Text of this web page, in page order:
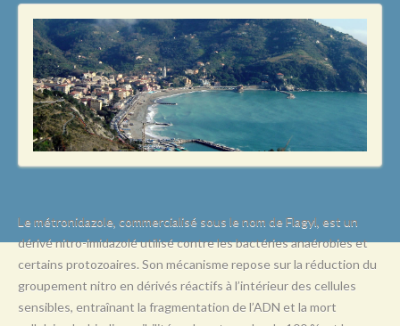
P
Q
R
S
Le métronidazole, commercialisé sous le nom de Flagyl, est un
dérivé nitro-imidazolé utilisé contre les bactéries anaérobies et
certains protozoaires. Son mécanisme repose sur la réduction du
groupement nitro en dérivés réactifs à l’intérieur des cellules
sensibles, entraînant la fragmentation de l’ADN et la mort